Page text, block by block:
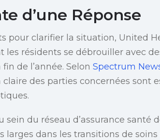
d’une Réponse
pour clarifier la situation, United
les résidents se débrouiller avec
de l’année. Selon Spectrum
des parties concernées sont
sein du réseau d’assurance santé
larges dans les transitions de